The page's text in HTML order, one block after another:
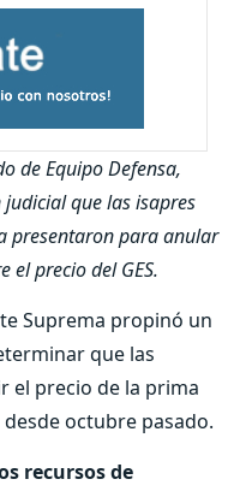
de Equipo Defensa,
que las isapres
presentaron para anular
el precio del GES.
Suprema propinó un
que las
el precio de la prima
octubre pasado.
recursos de